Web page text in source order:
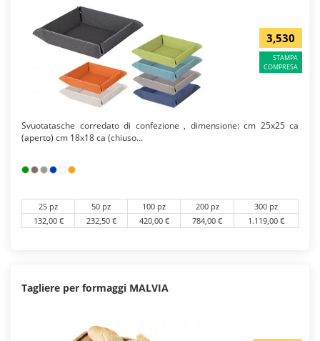
3,530
STAMPA
COMPRESA
Svuotatasche corredato di confezione , dimensione: cm 25x25 ca
(aperto) cm 18x18 ca (chiuso...
25 pz 50 pz 100 pz 200 pz
300 pz
132,00 €
232,50 € 420,00 € 784,00 € 1.119,00 €
Tagliere per formaggi MALVIA